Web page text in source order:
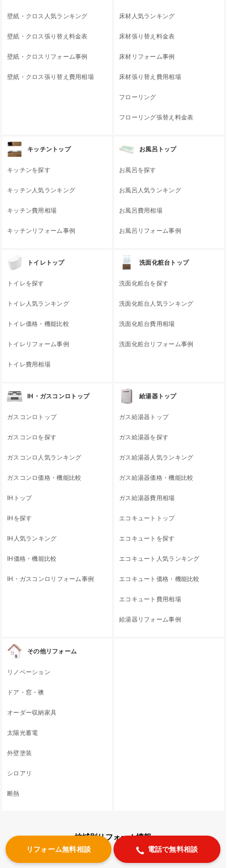
リフォーム無料相談 電話で無料相談
壁紙・クロス人気ランキング
壁紙・クロス張り替え料金表
壁紙・クロスリフォーム事例
壁紙・クロス張り替え費用相場
床材人気ランキング
床材張り替え料金表
床材リフォーム事例
床材張り替え費用相場
フローリング
フローリング張替え料金表
キッチントップ
キッチンを探す
キッチン人気ランキング
キッチン費用相場
キッチンリフォーム事例
お風呂トップ
お風呂を探す
お風呂人気ランキング
お風呂費用相場
お風呂リフォーム事例
トイレトップ
トイレを探す
トイレ人気ランキング
トイレ価格・機能比較
トイレリフォーム事例
トイレ費用相場
洗面化粧台トップ
洗面化粧台を探す
洗面化粧台人気ランキング
洗面化粧台費用相場
洗面化粧台リフォーム事例
IH・ガスコンロトップ
ガスコンロトップ
ガスコンロを探す
ガスコンロ人気ランキング
ガスコンロ価格・機能比較
IHトップ
IHを探す
IH人気ランキング
IH価格・機能比較
IH・ガスコンロリフォーム事例
給湯器トップ
ガス給湯器トップ
ガス給湯器を探す
ガス給湯器人気ランキング
ガス給湯器価格・機能比較
ガス給湯器費用相場
エコキュートトップ
エコキュートを探す
エコキュート人気ランキング
エコキュート価格・機能比較
エコキュート費用相場
給湯器リフォーム事例
その他リフォーム
リノベーション
ドア・窓・襖
オーダー収納家具
太陽光蓄電
外壁塗装
シロアリ
断熱
地域別リフォーム情報